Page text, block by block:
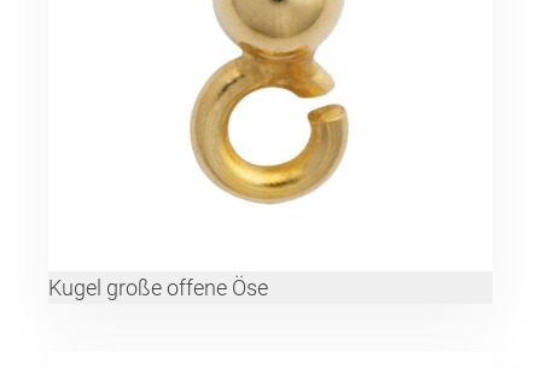
Kugel große offene Öse